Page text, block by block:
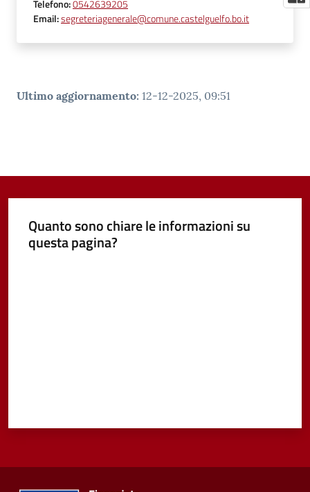
Telefono:0542639205
Email:segreteriagenerale@comune.castelguelfo.bo.it
Ultimo aggiornamento: 12-12-2025, 09:51
Quanto sono chiare le informazioni su
questa pagina?